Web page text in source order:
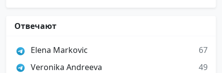
Отвечают
Elena Markovic
67
Veronika Andreeva
49